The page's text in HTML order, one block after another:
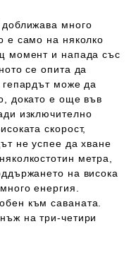
много
е само на няколко
момент и напада със
се опита да
гепардът може да
докато е още във
изключително
скорост,
не успее да хване
метра,
на висока
енергия.
към саваната.
на три-четири